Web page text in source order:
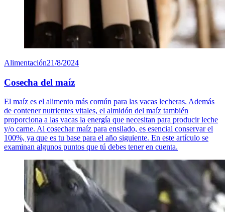
Alimentación21/8/2024
Cosecha del maíz
El maíz es el alimento más común para las vacas lecheras. Además
de contener nutrientes vitales, el almidón del maíz también
proporciona a las vacas la energía que necesitan para producir leche
y/o carne. Al cosechar maíz para ensilado, es esencial conservar el
100%, ya que es tu base para el año siguiente. En este artículo se
examinan algunos puntos que tú debes tener en cuenta.